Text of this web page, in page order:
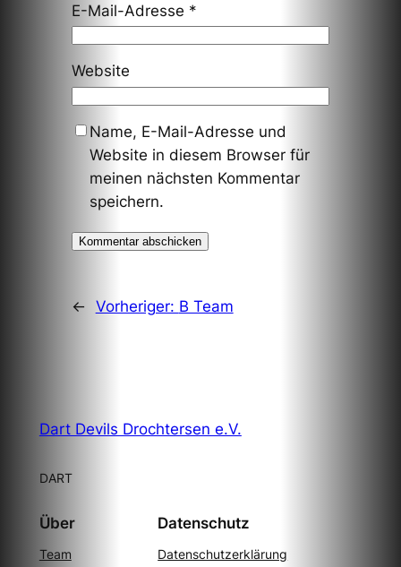
E-Mail-Adresse *
Website
Name, E-Mail-Adresse und
Website in diesem Browser für
meinen nächsten Kommentar
speichern.
← Vorheriger: B Team
Dart Devils Drochtersen e.V.
DART
Über
Team
Datenschutz
Datenschutzerklärung